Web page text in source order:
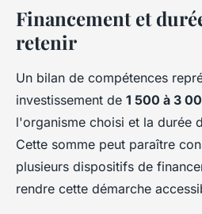
Financement et
retenir
Un bilan de compétences
investissement de 1 500 à 3
l'organisme choisi et la durée
Cette somme peut paraître
plusieurs dispositifs de
rendre cette démarche